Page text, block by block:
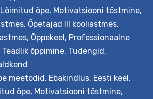
Õpetajatel on võimalik loovas ja
õhkkonnas analüüsida ja luua
põhinevaid uuenduslikke
ja sotsiaalainetes. Väljundid
õpikäsitusest lähtuvalt
õpistsenaariumi. Ta…Continue
Lõimitud õpe, Motivatsiooni tõstmine,
, Õpetajad III kooliastmes,
, Õppekeel, Professionaalne
Teadlik õppimine, Tudengid,
meetodid, Ebakindlus, Eesti keel,
õpe, Motivatsiooni tõstmine,